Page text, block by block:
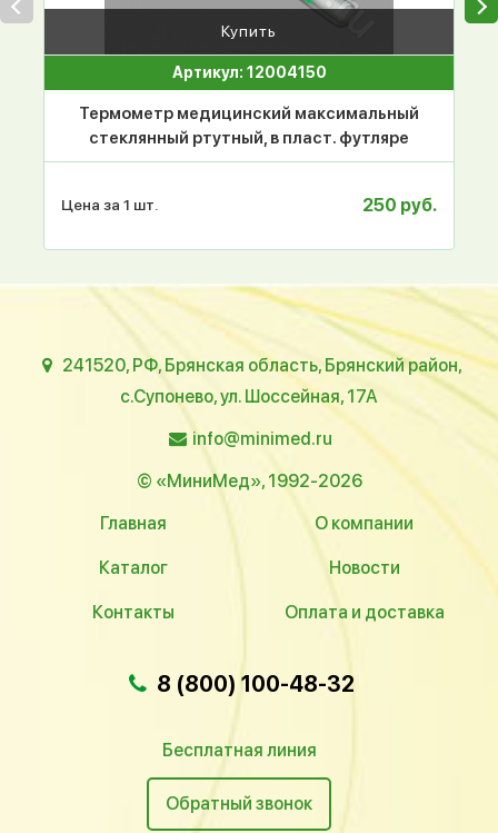
Купить
Артикул: 12004150
Термометр медицинский максимальный
стеклянный ртутный, в пласт. футляре
Цена за 1 шт. 250 руб.
241520, РФ, Брянская область, Брянский район,
с.Супонево, ул. Шоссейная, 17А
info@minimed.ru
© «МиниМед», 1992-2026
Главная
О компании
Каталог Новости
Контакты Оплата и доставка
8 (800) 100-48-32
Бесплатная линия
Обратный звонок